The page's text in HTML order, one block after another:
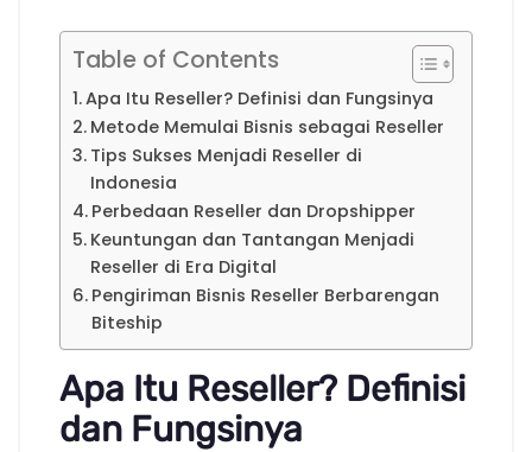
Table of Contents
Apa Itu Reseller? Definisi dan Fungsinya
Metode Memulai Bisnis sebagai Reseller
Tips Sukses Menjadi Reseller di
Indonesia
Perbedaan Reseller dan Dropshipper
Keuntungan dan Tantangan Menjadi
Reseller di Era Digital
Pengiriman Bisnis Reseller Berbarengan
Biteship
Apa Itu Reseller? Definisi
dan Fungsinya